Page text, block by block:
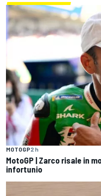
MOTOGP2 h
MotoGP | Zarco risale in
infortunio